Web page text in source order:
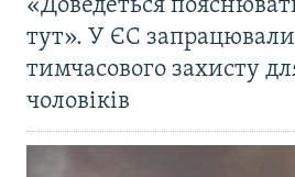
«Доведеться
тут». У ЄС
тимчасового захисту
чоловіків